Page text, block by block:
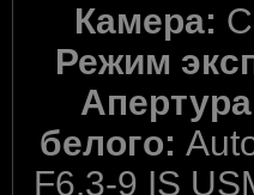
Камера:
Режим
белого:
F6.3-9 IS